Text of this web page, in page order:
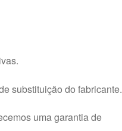
substituição do fabricante.
uma garantia de